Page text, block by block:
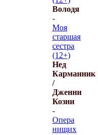
Володя
-
Моя
старшая
сестра
(12+)
Нед
Карманник
/
Дженни
Козни
-
Опера
нищих